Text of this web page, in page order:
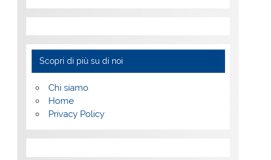
Scopri di più su di noi
Chi siamo
Home
Privacy Policy